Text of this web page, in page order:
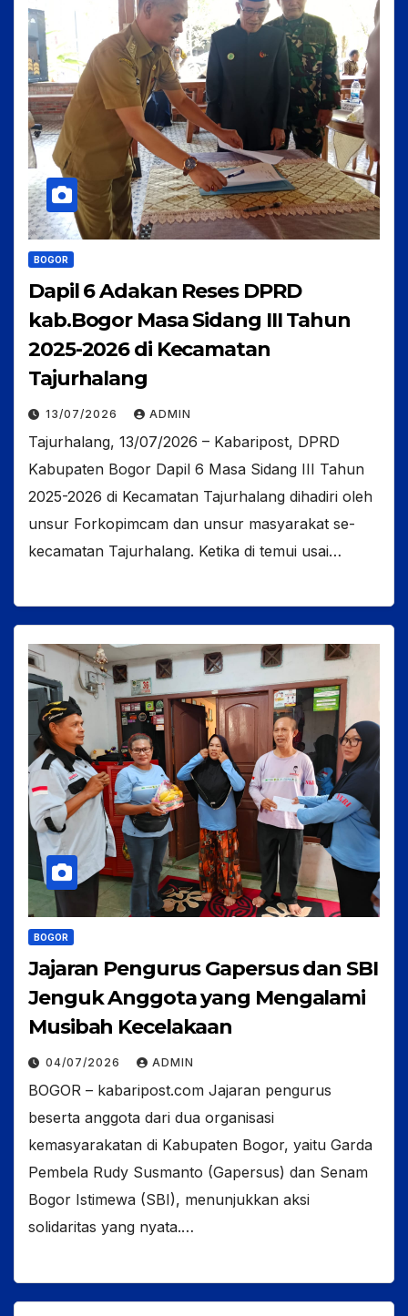
BOGOR
Dapil 6 Adakan Reses DPRD
kab.Bogor Masa Sidang III Tahun
2025-2026 di Kecamatan
Tajurhalang
13/07/2026 ADMIN
Tajurhalang, 13/07/2026 – Kabaripost, DPRD
Kabupaten Bogor Dapil 6 Masa Sidang III Tahun
2025-2026 di Kecamatan Tajurhalang dihadiri oleh
unsur Forkopimcam dan unsur masyarakat se-
kecamatan Tajurhalang. Ketika di temui usai…
BOGOR
Jajaran Pengurus Gapersus dan SBI
Jenguk Anggota yang Mengalami
Musibah Kecelakaan
04/07/2026 ADMIN
BOGOR – kabaripost.com Jajaran pengurus
beserta anggota dari dua organisasi
kemasyarakatan di Kabupaten Bogor, yaitu Garda
Pembela Rudy Susmanto (Gapersus) dan Senam
Bogor Istimewa (SBI), menunjukkan aksi
solidaritas yang nyata.…